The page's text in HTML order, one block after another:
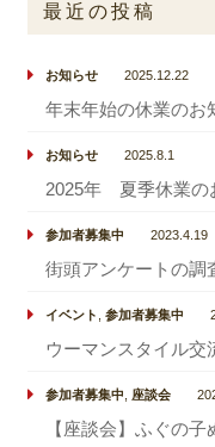
最近の投稿
お知らせ2025.12.22
年末年始の休業のお
お知らせ2025.8.1
2025年 夏季休業の
参加者募集中 2023.4.19
街頭アンケートの調
イベント 参加者募集中
ウーマンスタイル交
参加者募集中 座談会
【座談会】ふぐの